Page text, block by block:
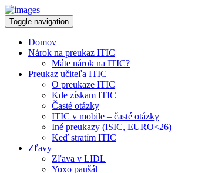
Toggle navigation
Domov
Nárok na preukaz ITIC
Máte nárok na ITIC?
Preukaz učiteľa ITIC
O preukaze ITIC
Kde získam ITIC
Časté otázky
ITIC v mobile – časté otázky
Iné preukazy (ISIC, EURO<26)
Keď stratím ITIC
Zľavy
Zľava v LIDL
Yoxo paušál